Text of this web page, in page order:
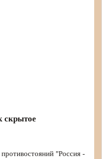
скрытое
"Россия -